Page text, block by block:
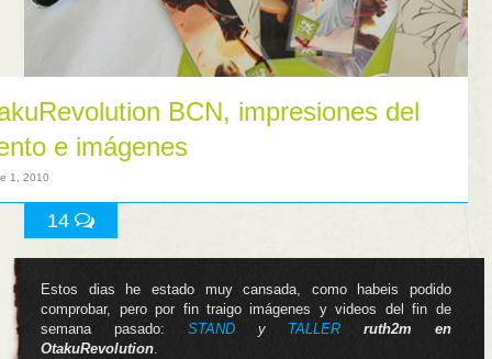
BCN, impresiones del
e imágenes
1, 2010
14
Estos dias he estado muy cansada, como habeis podido
comprobar, pero por fin traigo imágenes y videos del fin de
semana pasado: STAND y TALLER ruth2m en
OtakuRevolution.